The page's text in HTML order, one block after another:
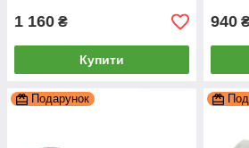
1 160 ₴
Купити
940
Подарунок